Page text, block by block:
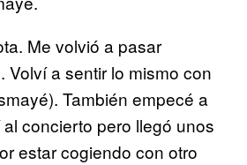
Me volvió a pasar
a sentir lo mismo con
También empecé a
concierto pero llegó unos
estar cogiendo con otro